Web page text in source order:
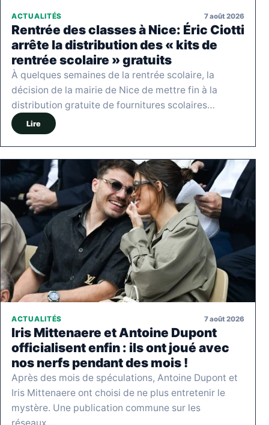
ACTUALITÉS 7 août 2026
Rentrée des classes à Nice: Éric Ciotti
arrête la distribution des « kits de
rentrée scolaire » gratuits
À quelques semaines de la rentrée scolaire, la
décision de la mairie de Nice de mettre fin à la
distribution gratuite de fournitures scolaires…
Lire
ACTUALITÉS 7 août 2026
Iris Mittenaere et Antoine Dupont
officialisent enfin : ils ont joué avec
nos nerfs pendant des mois !
Après des mois de spéculations, Antoine Dupont et
Iris Mittenaere ont choisi de ne plus entretenir le
mystère. Une publication commune sur les